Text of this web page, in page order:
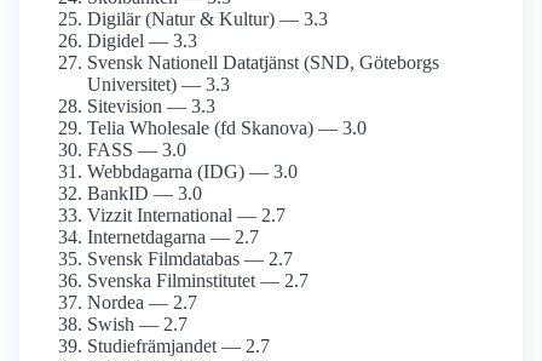
Digilär (Natur & Kultur) — 3.3
Digidel — 3.3
Svensk Nationell Datatjänst (SND, Göteborgs
Universitet) — 3.3
Sitevision — 3.3
Telia Wholesale (fd Skanova) — 3.0
FASS — 3.0
Webbdagarna (IDG) — 3.0
BankID — 3.0
Vizzit International — 2.7
Internetdagarna — 2.7
Svensk Film­databas — 2.7
Svenska Film­institutet — 2.7
Nordea — 2.7
Swish — 2.7
Studiefrämjandet — 2.7